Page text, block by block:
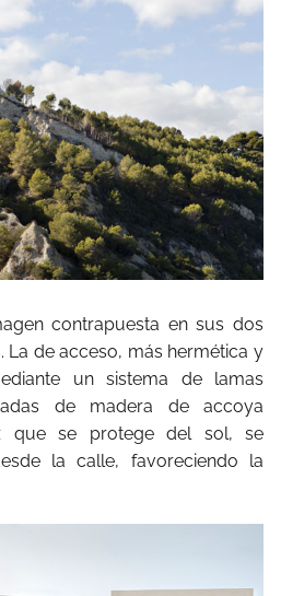
contrapuesta en sus dos
La de acceso, más hermética y
un sistema de lamas
de madera de accoya
que se protege del sol, se
la calle, favoreciendo la